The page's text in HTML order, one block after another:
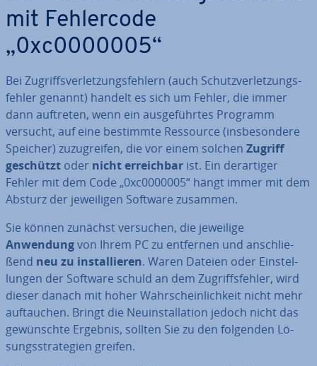
mit Feh­ler­code
„0xc0000005“
Bei Zu­griffs­ver­let­zungs­feh­lern (auch Schutz­ver­let­zungs­
feh­ler genannt) handelt es sich um Fehler, die immer
dann auftreten, wenn ein aus­ge­führ­tes Programm
versucht, auf eine bestimmte Ressource (ins­be­son­de­re
Speicher) zu­zu­grei­fen, die vor einem solchen Zugriff
geschützt oder nicht er­reich­bar ist. Ein der­ar­ti­ger
Fehler mit dem Code „0xc0000005“ hängt immer mit dem
Absturz der je­wei­li­gen Software zusammen.
Sie können zunächst versuchen, die jeweilige
Anwendungvon Ihrem PC zu entfernen und an­schlie­
ßend neu zu in­stal­lie­ren. Waren Dateien oder Ein­stel­
lun­gen der Software schuld an dem Zu­griffs­feh­ler, wird
dieser danach mit hoher Wahr­schein­lich­keit nicht mehr
auf­tau­chen. Bringt die Neu­in­stal­la­ti­on jedoch nicht das
ge­wünsch­te Ergebnis, sollten Sie zu den folgenden Lö­
sungs­stra­te­gien greifen.